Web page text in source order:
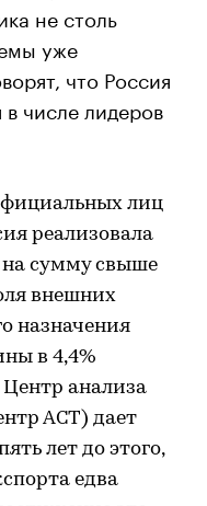
не столь
уже
что Россия
в числе лидеров
лиц
реализовала
сумму свыше
внешних
назначения
в 4,4%
Центр анализа
АСТ) дает
лет до этого,
едва